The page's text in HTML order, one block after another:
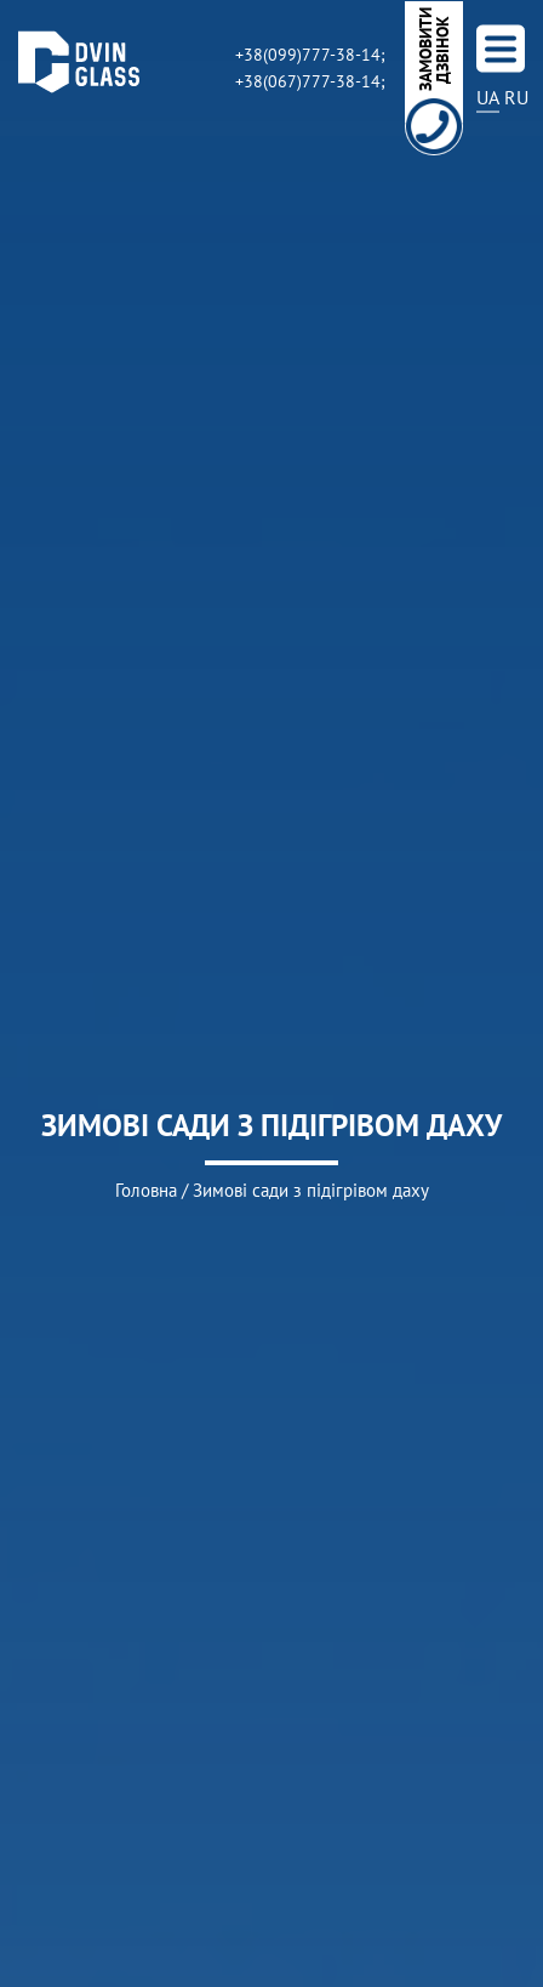
З
А
М
О
В
И
Т
И
Д
З
В
І
Н
ОК
+38(099)777-38-14;
+38(067)777-38-14;
UA RU
ЗИМОВІ САДИ З ПІДІГРІВОМ ДАХУ
Головна/Зимові сади з підігрівом даху